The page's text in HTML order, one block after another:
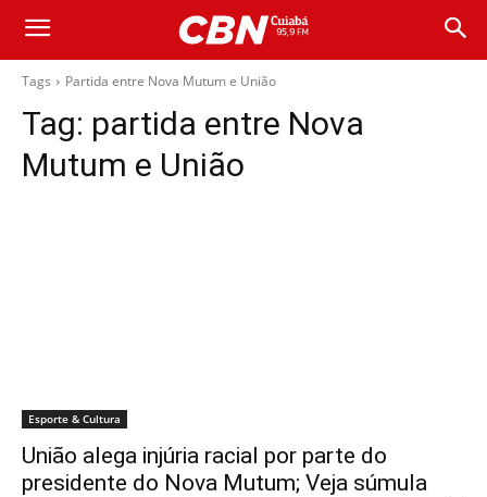
Tags Partida entre Nova Mutum e União
Tag: partida entre Nova
Mutum e União
Esporte & Cultura
União alega injúria racial por parte do
presidente do Nova Mutum; Veja súmula